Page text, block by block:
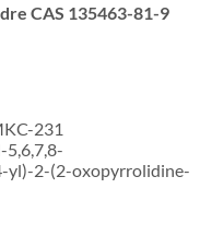
CAS 135463-81-9
231
2-(2-oxopyrrolidine-